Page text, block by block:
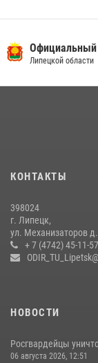
28 июля 2026, 14:38
20 июля 2026, 12:22
Липецке
17 июля 2026, 12:26
Правительства
КОНТАКТЫ
398024
г. Липецк,
ул. Механизаторов
+ 7 (4742) 45-11-57
НОВОСТИ
Росгвардейцы
06 августа 2026, 12:51